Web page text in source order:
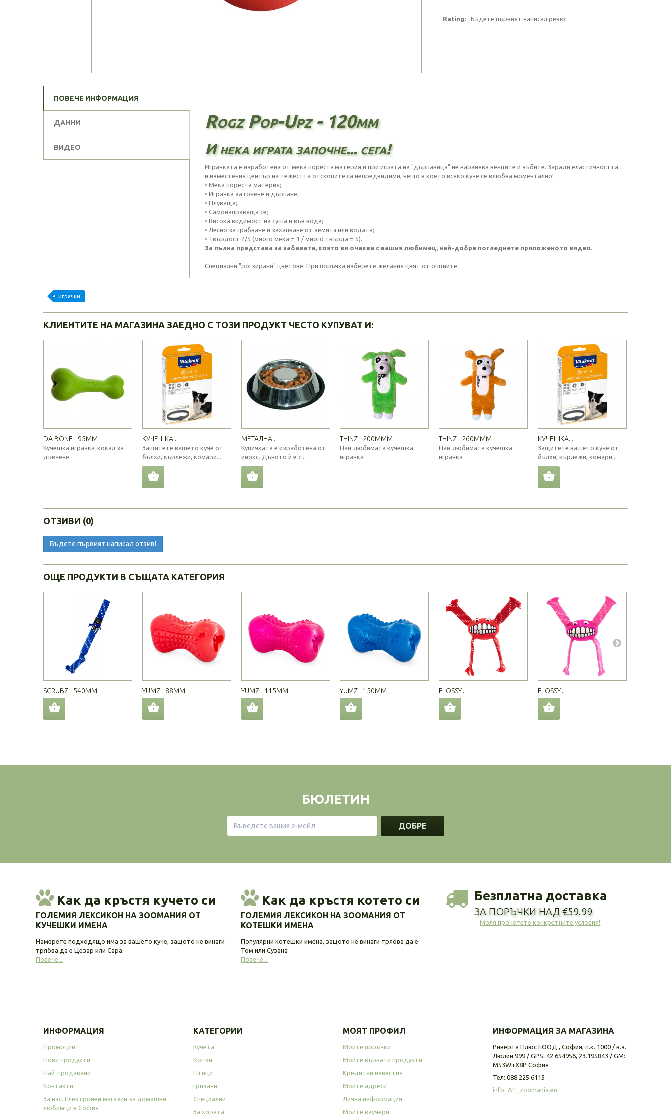
Rating: Бъдете първият написал ревю!
ПОВЕЧЕ ИНФОРМАЦИЯ
ДАННИ
ВИДЕО
Rogz Pop-Upz - 120mm
И нека играта започне... сега!
Играчката е изработена от мека пореста материя и при играта на "дърпаница" не наранява венците и зъбите. Заради еластичността
и изместения център на тежестта отскоците са непредвидими, нещо в което всяко куче се влюбва моментално!
• Мека пореста материя;
• Играчка за гонене и дърпане;
• Плуваща;
• Самоизправяща се;
• Висока видимост на суша и във вода;
• Лесно за грабване и захапване от земята или водата;
• Твърдост 2/5 (много мека = 1 / много твърда = 5).
За пълна представа за забавата, която ви очаква с вашия любимец, най-добре погледнете приложеното видео.
Специални "рогзирани" цветове. При поръчка изберете желания цвят от опциите.
играчки
КЛИЕНТИТЕ НА МАГАЗИНА ЗАЕДНО С ТОЗИ ПРОДУКТ ЧЕСТО КУПУВАТ И:
DA BONE - 95MM
Кучешка играчка-кокал за
дъвчене
КУЧЕШКА...
Защитете вашето куче от
бълхи, кърлежи, комари...
МЕТАЛНА...
Купичката е изработена от
инокс. Дъното ѝ е с...
THINZ - 200MMM
Най-любимата кучешка
играчка
THINZ - 260MMM
Най-любимата кучешка
играчка
КУЧЕШКА...
Защитете вашето куче от
бълхи, кърлежи, комари...
ОТЗИВИ (0)
Бъдете първият написал отзив!
ОЩЕ ПРОДУКТИ В СЪЩАТА КАТЕГОРИЯ
SCRUBZ - 540MM YUMZ - 88MM YUMZ - 115MM YUMZ - 150MM FLOSSY... FLOSSY...
БЮЛЕТИН
ДОБРЕ
Как да кръстя кучето си
ГОЛЕМИЯ ЛЕКСИКОН НА ЗООМАНИЯ ОТ
КУЧЕШКИ ИМЕНА
Намерете подходящо има за вашето куче, защото не винаги
трябва да е Цезар или Сара.
Повече...
Как да кръстя котето си
ГОЛЕМИЯ ЛЕКСИКОН НА ЗООМАНИЯ ОТ
КОТЕШКИ ИМЕНА
Популярни котешки имена, защото не винаги трябва да е
Том или Сузана
Повече...
Безплатна доставка
ЗА ПОРЪЧКИ НАД €59.99
Моля прочетете конкретните условия!
ИНФОРМАЦИЯ
Промоции
Нови продукти
Най-продавани
Контакти
За нас. Електронен магазин за домашни
любимци в София
КАТЕГОРИИ
Кучета
Котки
Птици
Гризачи
Специални
За хората
МОЯТ ПРОФИЛ
Моите поръчки
Моите върнати продукти
Кредитни известия
Моите адреси
Лична информация
Моите ваучери
ИНФОРМАЦИЯ ЗА МАГАЗИНА
Риверта Плюс ЕООД , София, п.к. 1000 / в.з.
Люлин 999 / GPS: 42.654956, 23.195843 / GM:
M53W+X8P София
Тел: 088 225 6115
info_AT_zoomania.eu